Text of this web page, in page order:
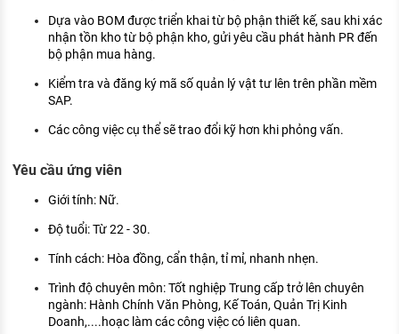
XÂY DỰNG VÀ PHÁT TRIỂN ĐỘI NGŨ
NHÂN SỰ
Dựa vào BOM được triển khai từ bộ phận thiết kế, sau khi xác
nhận tồn kho từ bộ phận kho, gửi yêu cầu phát hành PR đến
bộ phận mua hàng.
Kiểm tra và đăng ký mã số quản lý vật tư lên trên phần mềm
SAP.
Các công việc cụ thể sẽ trao đổi kỹ hơn khi phỏng vấn.
Yêu cầu ứng viên
Giới tính: Nữ.
Độ tuổi: Từ 22 - 30.
Tính cách: Hòa đồng, cẩn thận, tỉ mỉ, nhanh nhẹn.
Trình độ chuyên môn: Tốt nghiệp Trung cấp trở lên chuyên
ngành: Hành Chính Văn Phòng, Kế Toán, Quản Trị Kinh
Doanh,....hoạc làm các công việc có liên quan.